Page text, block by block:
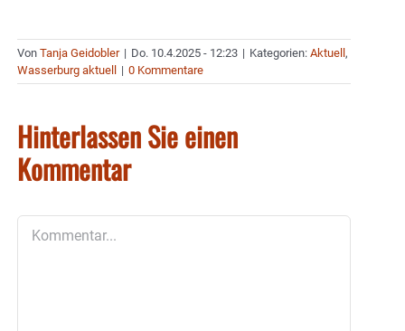
Von Tanja Geidobler | Do. 10.4.2025 - 12:23 | Kategorien: Aktuell,
Wasserburg aktuell | 0 Kommentare
Hinterlassen Sie einen
Kommentar